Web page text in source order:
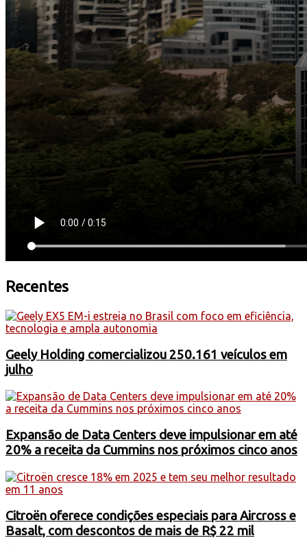
Recentes
Geely Holding comercializou 250.161 veículos em
julho
Expansão de Data Centers deve impulsionar em até
20% a receita da Cummins nos próximos cinco anos
Citroën oferece condições especiais para Aircross e
Basalt, com descontos de mais de R$ 22 mil